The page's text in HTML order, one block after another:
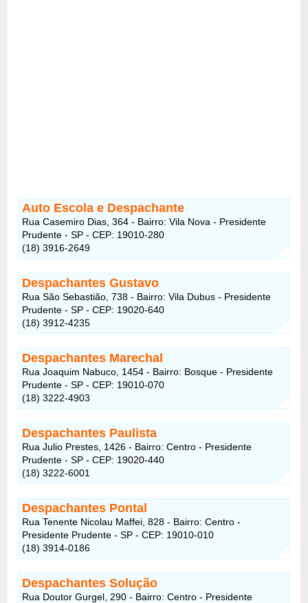
Auto Escola e Despachante
Rua Casemiro Dias, 364 - Bairro: Vila Nova - Presidente
Prudente - SP - CEP: 19010-280
(18) 3916-2649
Despachantes Gustavo
Rua São Sebastião, 738 - Bairro: Vila Dubus - Presidente
Prudente - SP - CEP: 19020-640
(18) 3912-4235
Despachantes Marechal
Rua Joaquim Nabuco, 1454 - Bairro: Bosque - Presidente
Prudente - SP - CEP: 19010-070
(18) 3222-4903
Despachantes Paulista
Rua Julio Prestes, 1426 - Bairro: Centro - Presidente
Prudente - SP - CEP: 19020-440
(18) 3222-6001
Despachantes Pontal
Rua Tenente Nicolau Maffei, 828 - Bairro: Centro -
Presidente Prudente - SP - CEP: 19010-010
(18) 3914-0186
Despachantes Solução
Rua Doutor Gurgel, 290 - Bairro: Centro - Presidente